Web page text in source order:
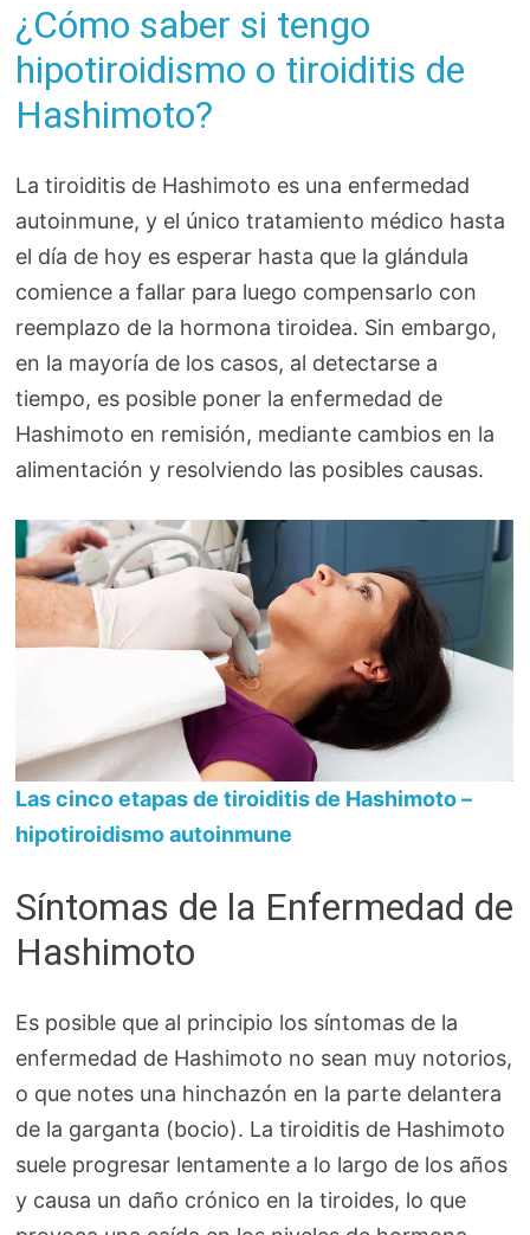
¿Cómo saber si tengo
hipotiroidismo o tiroiditis de
Hashimoto?
La tiroiditis de Hashimoto es una enfermedad
autoinmune, y el único tratamiento médico hasta
el día de hoy es esperar hasta que la glándula
comience a fallar para luego compensarlo con
reemplazo de la hormona tiroidea. Sin embargo,
en la mayoría de los casos, al detectarse a
tiempo, es posible poner la enfermedad de
Hashimoto en remisión, mediante cambios en la
alimentación y resolviendo las posibles causas.
Las cinco etapas de tiroiditis de Hashimoto –
hipotiroidismo autoinmune
Síntomas de la Enfermedad de
Hashimoto
Es posible que al principio los síntomas de la
enfermedad de Hashimoto no sean muy notorios,
o que notes una hinchazón en la parte delantera
de la garganta (bocio). La tiroiditis de Hashimoto
suele progresar lentamente a lo largo de los años
y causa un daño crónico en la tiroides, lo que